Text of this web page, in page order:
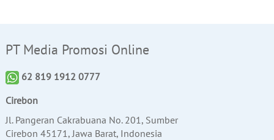
PT Media Promosi Online
62 819 1912 0777
Cirebon
Jl. Pangeran Cakrabuana No. 201, Sumber
Cirebon 45171, Jawa Barat, Indonesia